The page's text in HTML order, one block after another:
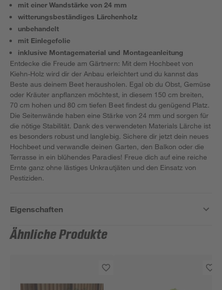
mit einer Wandstärke von 24 mm
witterungsbeständiges Lärchenholz
unbehandelt
mit Einlegefolie
inklusive Montagematerial und Montageanleitung
Entdecke die Freude am Gärtnern: Mit dem Hochbeet von
Kiehn-Holz wird dir der Anbau erleichtert und du kannst das
Beste aus deinem Beet herausholen. Egal ob du Obst, Gemüse
oder Kräuter anpflanzen möchtest, in diesem 150 cm breiten,
70 cm hohen und 80 cm tiefen Beet findest du genügend Platz.
Die Seitenwände haben eine Stärke von 24 mm und sorgen für
die nötige Stabilität. Dank des verwendeten Materials Lärche ist
es besonders robust und langlebig. Sichere dir jetzt dein neues
Hochbeet und verwandle deinen Garten, den Balkon oder die
Terrasse in ein blühendes Paradies! Freue dich auf eine reiche
Ernte ganz ohne lästiges Unkrautjäten und den Einsatz von
Pestiziden.
Eigenschaften
Ähnliche Produkte